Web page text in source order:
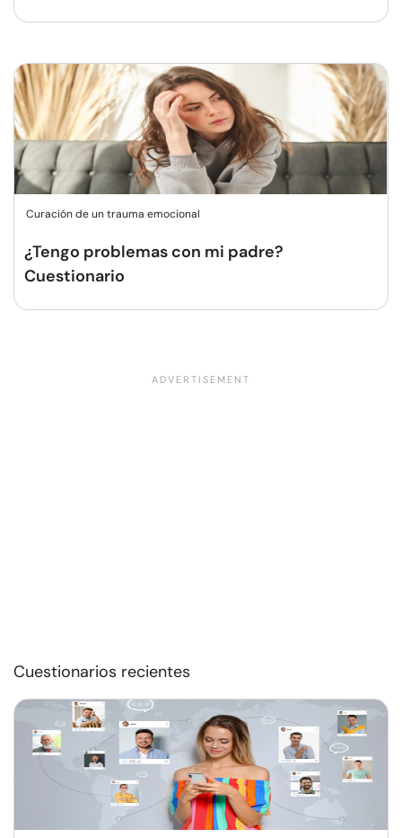
Curación de un trauma emocional
¿Tengo problemas con mi padre?
Cuestionario
Cuestionarios recientes